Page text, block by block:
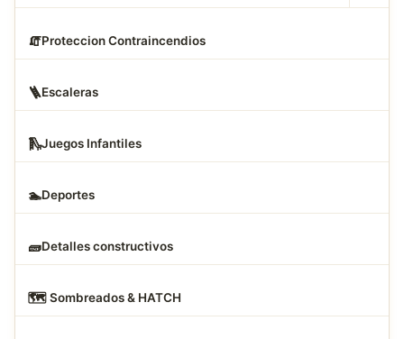
🧯Proteccion Contraincendios
🪜Escaleras
🛝Juegos Infantiles
🏊Deportes
🧱Detalles constructivos
🗺️ Sombreados & HATCH